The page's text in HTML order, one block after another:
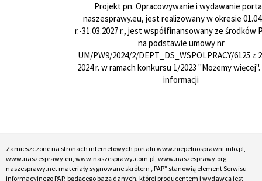
Projekt pn. Opracowywanie i wydawanie
naszesprawy.eu, jest realizowany w okresie
r.-31.03.2027 r., jest współfinansowany ze środków
na podstawie umowy nr
UM/PW9/2024/2/DEPT_DS_WSPOLPRACY/6125 z
2024 r. w ramach konkursu 1/2023 "Możemy więcej".
informacji
Zamieszczone na stronach internetowych portalu www.niepelnosprawni.info.pl,
www.naszesprawy.eu, www.naszesprawy.com.pl, www.naszesprawy.org,
naszesprawy.net materiały sygnowane skrótem „PAP” stanowią element Serwisu
informacyjnego PAP, będącego bazą danych, której producentem i wydawcą jest